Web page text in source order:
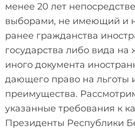
менее 20 лет
выборами, не имеющий и
ранее гражданства
государства либо вида на
иного документа
дающего право на льготы
преимущества.
указанные требования к
Президенты Республики